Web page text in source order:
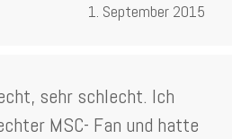
1. September 2015
sehr schlecht. Ich
MSC- Fan und hatte